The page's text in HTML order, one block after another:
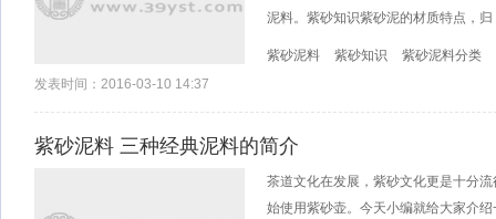
泥料。紫砂知识紫砂泥的材质特点，归
紫砂泥料 紫砂知识
紫砂泥料分类
发表时间：2016-03-10 14:37
紫砂泥料 三种经典泥料的简介
茶道文化在发展，紫砂文化更是十分
始使用紫砂壶。今天小编就给大家介